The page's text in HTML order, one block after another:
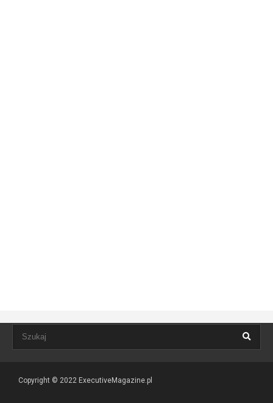
Copyright © 2022 ExecutiveMagazine.pl